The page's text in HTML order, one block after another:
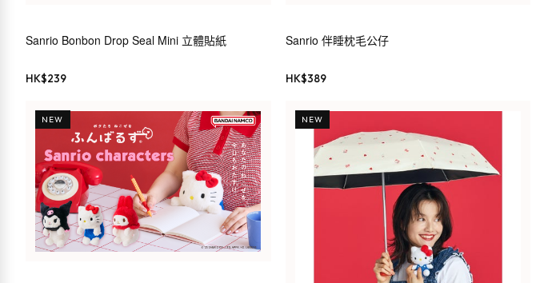
Sanrio Bonbon Drop Seal Mini 立體貼紙
HK$239
Sanrio 伴睡枕毛公仔
HK$389
NEW NEW